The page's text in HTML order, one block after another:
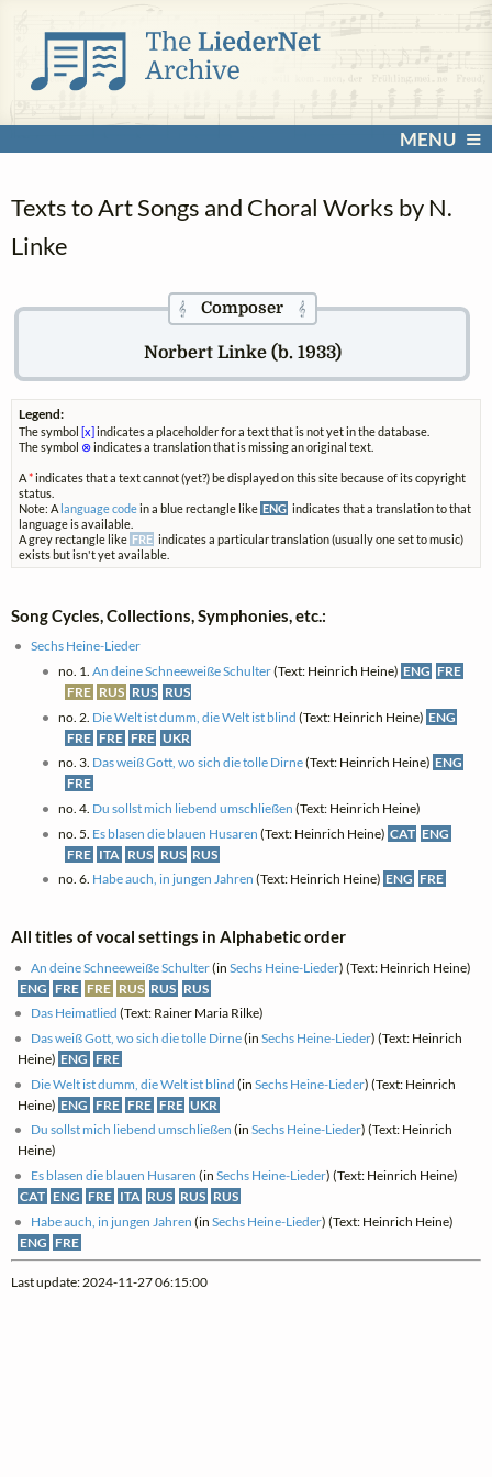
MENU
Texts to Art Songs and Choral Works by N.
Linke
𝄞Composer 𝄞
Norbert Linke (b. 1933)
Legend:
The symbol [x] indicates a placeholder for a text that is not yet in the database.
The symbol ⊗indicates a translation that is missing an original text.
A*indicates that a text cannot (yet?) be displayed on this site because of its copyright
status.
Note: A language codein a blue rectangle like ENG indicates that a translation to that
language is available.
A grey rectangle like FRE indicates a particular translation (usually one set to music)
exists but isn't yet available.
Song Cycles, Collections, Symphonies, etc.:
Sechs Heine-Lieder
no. 1. An deine Schneeweiße Schulter(Text: Heinrich Heine) ENG FRE
FRE RUS RUS RUS
no. 2. Die Welt ist dumm, die Welt ist blind (Text: Heinrich Heine) ENG
FRE FRE FRE UKR
no. 3. Das weiß Gott, wo sich die tolle Dirne(Text: Heinrich Heine) ENG
FRE
no. 4. Du sollst mich liebend umschließen (Text: Heinrich Heine)
no. 5. Es blasen die blauen Husaren (Text: Heinrich Heine) CAT ENG
FRE ITA RUS RUS RUS
no. 6. Habe auch, in jungen Jahren (Text: Heinrich Heine) ENG FRE
All titles of vocal settings in Alphabetic order
An deine Schneeweiße Schulter(inSechs Heine-Lieder) (Text: Heinrich Heine)
ENG FRE FRE RUS RUS RUS
Das Heimatlied (Text: Rainer Maria Rilke)
Das weiß Gott, wo sich die tolle Dirne(inSechs Heine-Lieder) (Text: Heinrich
Heine) ENG FRE
Die Welt ist dumm, die Welt ist blind (inSechs Heine-Lieder) (Text: Heinrich
Heine) ENG FRE FRE FRE UKR
Du sollst mich liebend umschließen (inSechs Heine-Lieder) (Text: Heinrich
Heine)
Es blasen die blauen Husaren (inSechs Heine-Lieder) (Text: Heinrich Heine)
CAT ENG FRE ITA RUS RUS RUS
Habe auch, in jungen Jahren (inSechs Heine-Lieder) (Text: Heinrich Heine)
ENG FRE
Last update: 2024-11-27 06:15:00